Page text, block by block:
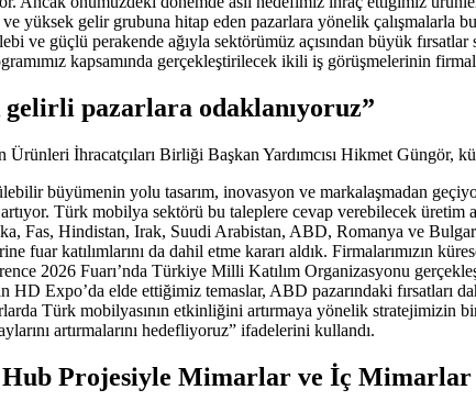
yüksek gelir grubuna hitap eden pazarlara yönelik çalışmalarla
ve güçlü perakende ağıyla sektörümüz açısından büyük
kapsamında gerçekleştirilecek ikili iş görüşmelerinin
pazarlara odaklanıyoruz”
İhracatçıları Birliği Başkan Yardımcısı Hikmet Güngör,
büyümenin yolu tasarım, inovasyon ve markalaşmadan
Türk mobilya sektörü bu taleplere cevap verebilecek
Fas, Hindistan, Irak, Suudi Arabistan, ABD, Romanya ve
fuar katılımlarını da dahil etme kararı aldık. Firmalarımızın
2026 Fuarı’nda Türkiye Milli Katılım Organizasyonu
HD Expo’da elde ettiğimiz temaslar, ABD pazarındaki fırsatları
Türk mobilyasının etkinliğini artırmaya yönelik stratejimizin
artırmalarını hedefliyoruz” ifadelerini kullandı.
Projesiyle Mimarlar ve İç